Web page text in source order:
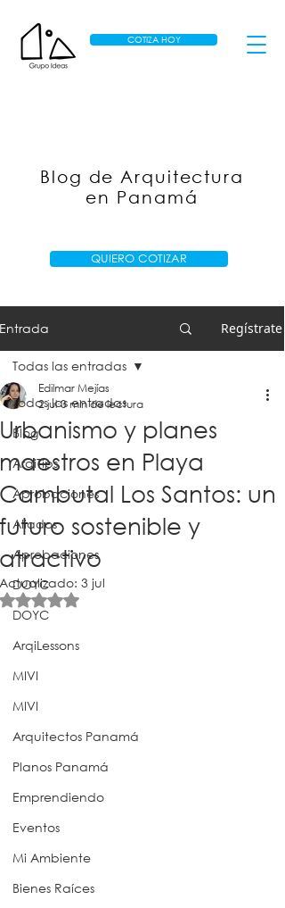
COTIZA HOY
QUIERO COTIZAR
Blog de Arquitectura
en Panamá
Entrada Regístrate
Todas las entradas
Blog
ArqiTips
Aprobaciones
Aliados
Aprobaciones
DOYC
DOYC
ArqiLessons
MIVI
MIVI
Arquitectos Panamá
Planos Panamá
Emprendiendo
Eventos
Mi Ambiente
Bienes Raíces
Todas las entradas
Urbanismo y planes
maestros en Playa
Cambutal Los Santos: un
futuro sostenible y
atractivo
Edilmar Mejías
2 jul 3 min de lectura
Actualizado: 3 jul
Obtuvo NaN de 5 estrellas.